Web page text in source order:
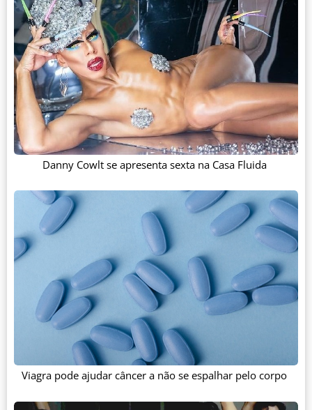
Danny Cowlt se apresenta sexta na Casa Fluida
Viagra pode ajudar câncer a não se espalhar pelo corpo